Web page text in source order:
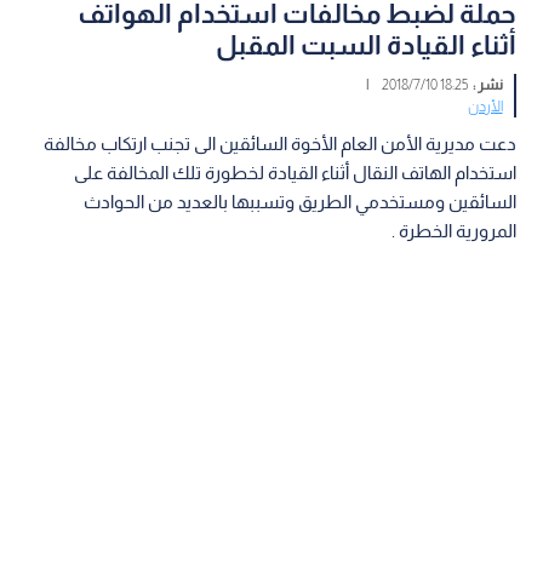
حملة لضبط مخالفات استخدام الهواتف
أثناء القيادة السبت المقبل
نشر :18:25 2018/7/10
|
الأردن
دعت مديرية الأمن العام الأخوة السائقين الى تجنب ارتكاب مخالفة
استخدام الهاتف النقال أثناء القيادة لخطورة تلك المخالفة على
السائقين ومستخدمي الطريق وتسببها بالعديد من الحوادث
المرورية الخطرة .